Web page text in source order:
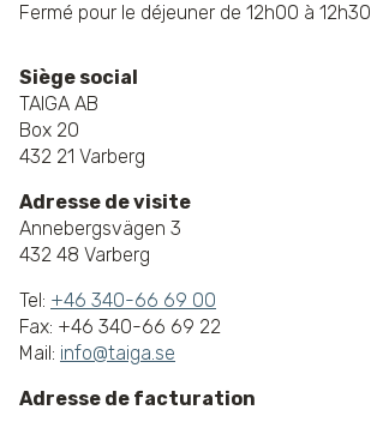
Fermé pour le déjeuner de 12h00 à 12h30
Siège social
TAIGA AB
Box 20
432 21 Varberg
Adresse de visite
Annebergsvägen 3
432 48 Varberg
Tel: +46 340-66 69 00
Fax: +46 340-66 69 22
Mail: info@taiga.se
Adresse de facturation